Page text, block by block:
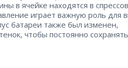
в ячейке находятся в
играет важную роль для
батареи также был изменен,
чтобы постоянно сохранять